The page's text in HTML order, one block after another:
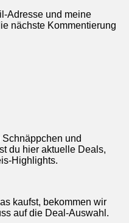
Adresse und meine
nächste Kommentierung
und
du hier aktuelle Deals,
Highlights.
kaufst, bekommen wir
auf die Deal-Auswahl.